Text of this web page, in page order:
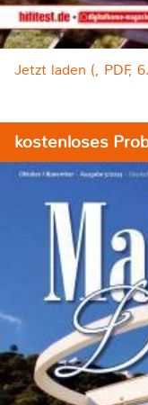
Jetzt laden (, PDF,
kostenloses